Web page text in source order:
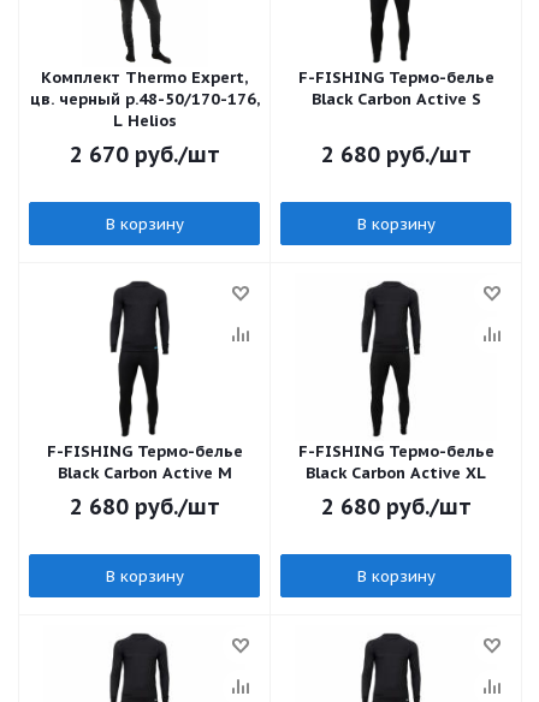
Комплект Thermo Expert,
цв. черный р.48-50/170-176,
L Helios
2 670руб./шт
В корзину
F-FISHING Термо-белье
Black Carbon Active S
2 680руб./шт
В корзину
F-FISHING Термо-белье
Black Carbon Active M
2 680руб./шт
В корзину
F-FISHING Термо-белье
Black Carbon Active XL
2 680руб./шт
В корзину